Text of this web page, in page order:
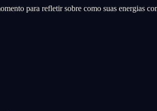
para refletir sobre como suas energias